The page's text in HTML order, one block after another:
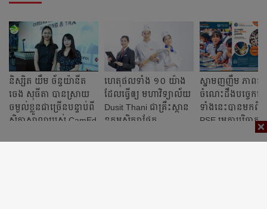
និស្សិត​ យឹម ច័ន្ទយ៉ានីត​
ចេង សុធីតា​ បាន​ស្រាយ​
ចម្ងល់​ខ្លួន​ជា​ច្រើន​បន្ទាប់​ពី​
សិក្ខាសាលា​របស់​ CamEd​
ហេតុផលទាំង ១០ យ៉ាង
ដែលធ្វើឲ្យ មហាវិទ្យាល័យ
Dusit Thani ជាគ្រឹះស្ថាន
ឧត្តមសិក្សាផ្នែក
ស្នាម​ញញឹម​ ភាព​កក់
ចំណេះ​ដឹង​បច្ចេកទ
ទាំង​នេះ​បាន​មកពី​អ
PSE​ រួម​គ្នា​បរិច្ចាគ​
ដើម្បី​ជួយ​កុមារ​កម្ពុ